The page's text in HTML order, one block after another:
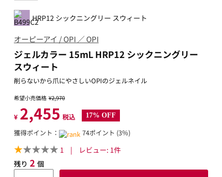
HRP12 シックニングリー スウィート
オーピーアイ / OPI ／ OPI
ジェルカラー 15mL HRP12 シックニングリー
スウィート
削らないから爪にやさしいOPIのジェルネイル
希望小売価格 ¥2,970
¥ 2,455 税込 17% OFF
獲得ポイント： 74ポイント (3％)
1 | レビュー: 1件
残り 2 個